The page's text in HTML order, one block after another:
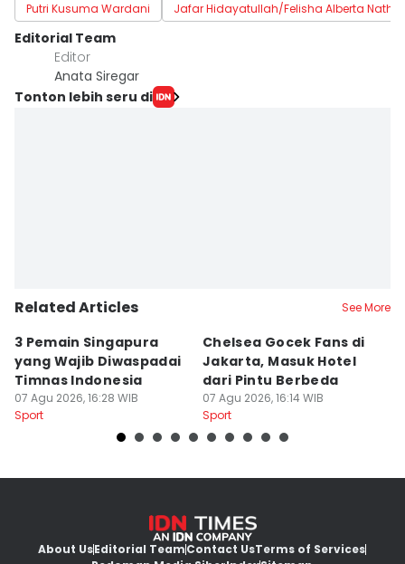
Putri Kusuma Wardani
Jafar Hidayatullah/Felisha Alberta
Editorial Team
Editor
Anata Siregar
Tonton lebih seru di
Related Articles See More
3 Pemain Singapura
yang Wajib Diwaspadai
Timnas Indonesia
07 Agu 2026, 16:28 WIB
Sport
Chelsea Gocek Fans di
Jakarta, Masuk Hotel
dari Pintu Berbeda
07 Agu 2026, 16:14 WIB
Sport
About UsEditorial TeamContact UsTerms of Services